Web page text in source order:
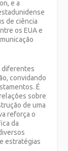
e a
de ciência
os EUA e
diferentes
convidando
É
sobre
de uma
reforça o
da
estratégias